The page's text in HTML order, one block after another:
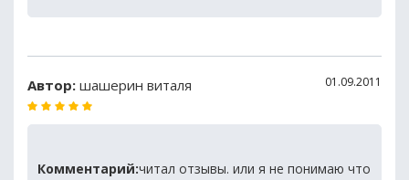
Автор: шашерин виталя 01.09.2011
Комментарий:читал отзывы. или я не понимаю что